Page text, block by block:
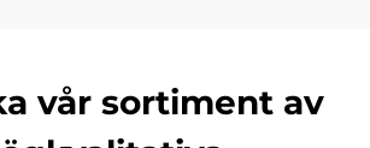
vår sortiment av